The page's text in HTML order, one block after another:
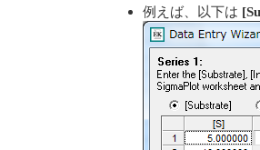
例えば、以下は